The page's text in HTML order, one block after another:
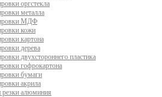
оргстекла
металла
МДФ
кожи
картона
дерева
двухстороннего пластика
гофрокартона
бумаги
акрила
резки алюминия